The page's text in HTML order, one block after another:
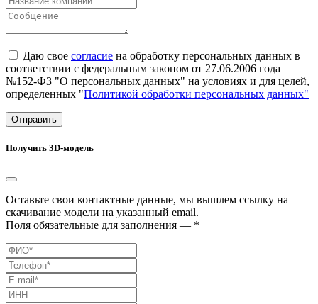
Даю свое согласие на обработку персональных данных в
соответствии с федеральным законом от 27.06.2006 года
№152-ФЗ "О персональных данных" на условиях и для целей,
определенных "Политикой обработки персональных данных"
Отправить
Получить 3D-модель
Оставьте свои контактные данные, мы вышлем ссылку на
скачивание модели на указанный email.
Поля обязательные для заполнения — *